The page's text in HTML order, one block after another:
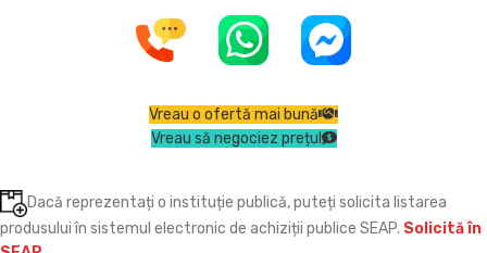
Vreau o ofertă mai bună
Vreau să negociez prețul
Dacă reprezentați o instituție publică, puteți solicita listarea
produsului în sistemul electronic de achiziții publice SEAP. Solicită în